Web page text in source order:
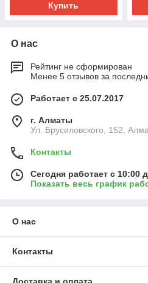
Купить
О нас
Рейтинг не сформирован
Менее 5 отзывов за
Работает с 25.07.2017
г. Алматы
Ул. Брусиловского, 152,
Контакты
Сегодня работает с 10:00
Показать весь график
О нас
Контакты